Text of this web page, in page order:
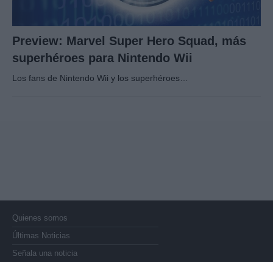
Preview: Marvel Super Hero Squad, más
superhéroes para Nintendo Wii
Los fans de Nintendo Wii y los superhéroes…
Quienes somos
Últimas Noticias
Señala una noticia